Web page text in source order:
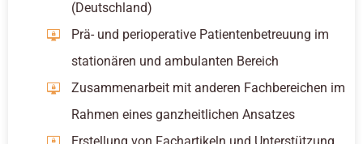
(Deutschland)
Prä- und perioperative Patientenbetreuung im
stationären und ambulanten Bereich
Zusammenarbeit mit anderen Fachbereichen im
Rahmen eines ganzheitlichen Ansatzes